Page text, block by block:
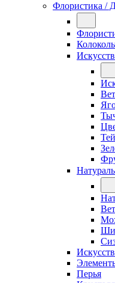
Флористика /
Перья